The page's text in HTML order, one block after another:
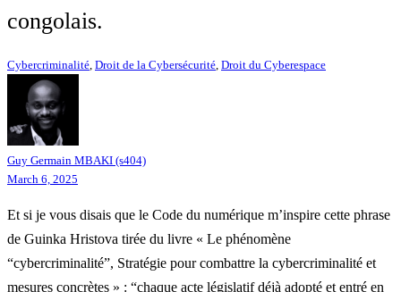
congolais.
Cybercriminalité Droit de la Cybersécurité Droit du Cyberespace
Guy Germain MBAKI (s404)
March 6, 2025
Et si je vous disais que le Code du numérique m’inspire cette phrase
de Guinka Hristova tirée du livre « Le phénomène
“cybercriminalité”, Stratégie pour combattre la cybercriminalité et
mesures concrètes » : “chaque acte législatif déjà adopté et entré en